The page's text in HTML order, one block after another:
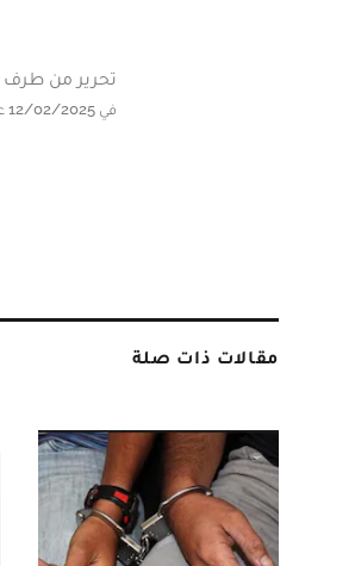
تحرير من طرف
في 12/02/2025 على الساعة 16:45
مقالات ذات صلة